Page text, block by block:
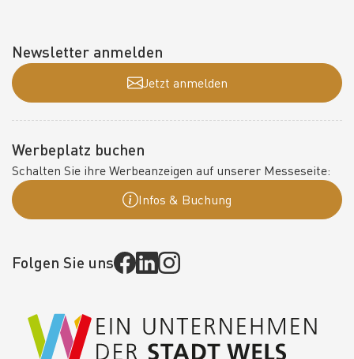
Newsletter anmelden
Jetzt anmelden
Werbeplatz buchen
Schalten Sie ihre Werbeanzeigen auf unserer Messeseite:
Infos & Buchung
Folgen Sie uns